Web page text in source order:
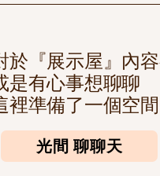
於『展示屋』內
是有心事想聊聊
裡準備了一個空
光間 聊聊天